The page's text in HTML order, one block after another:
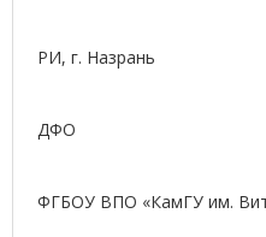
РИ, г. Назрань
ДФО
ФГБОУ ВПО «КамГУ им.